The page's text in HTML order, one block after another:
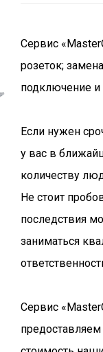
Сервис
розеток;
подключение и
Если нужен
у вас в
количеству
Не стоит
последствия
заниматься
Сервис